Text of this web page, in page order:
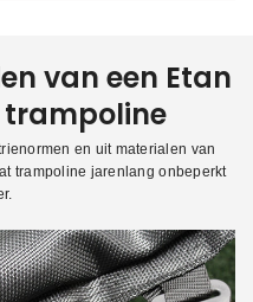
van een Etan
trampoline
en uit materialen van
trampoline jarenlang onbeperkt